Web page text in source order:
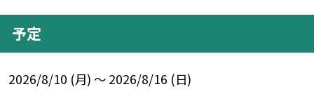
予定
2026/8/10 (月) ～ 2026/8/16 (日)